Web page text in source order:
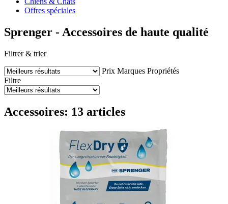
Offres spéciales
Sprenger - Accessoires de haute qualité
Filtrer & trier
Prix Marques Propriétés
Filtre
Accessoires: 13 articles